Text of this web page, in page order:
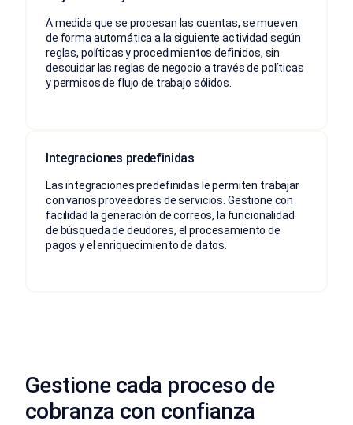
A medida que se procesan las cuentas, se mueven
de forma automática a la siguiente actividad según
reglas, políticas y procedimientos definidos, sin
descuidar las reglas de negocio a través de políticas
y permisos de flujo de trabajo sólidos.
Integraciones predefinidas
Las integraciones predefinidas le permiten trabajar
con varios proveedores de servicios. Gestione con
facilidad la generación de correos, la funcionalidad
de búsqueda de deudores, el procesamiento de
pagos y el enriquecimiento de datos.
Gestione cada proceso de
cobranza con confianza